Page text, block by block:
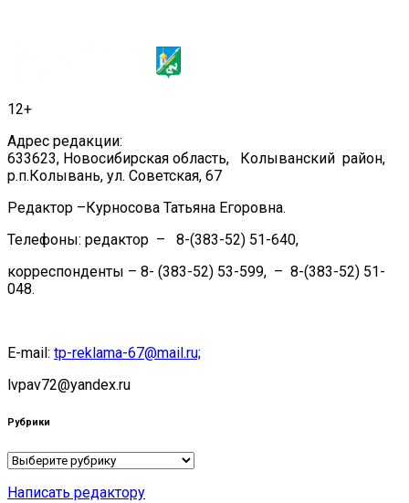
12+
Адрес редакции:
633623, Новосибирская область, Колыванский район,
р.п.Колывань, ул. Советская, 67
Редактор –Курносова Татьяна Егоровна.
Телефоны: редактор – 8-(383-52) 51-640,
корреспонденты – 8- (383-52) 53-599, – 8-(383-52) 51-
048.
E-mail: tp-reklama-67@mail.ru;
lvpav72@yandex.ru
Рубрики
Рубрики
Написать редактору